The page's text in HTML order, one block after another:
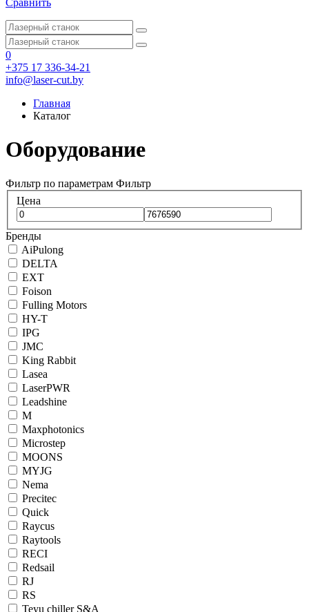
Сравнить
0
+375 17 336-34-21
info@laser-cut.by
Главная
Каталог
Оборудование
Фильтр по параметрам Фильтр
Цена
Бренды
AiPulong
DELTA
EXT
Foison
Fulling Motors
HY-T
IPG
JMC
King Rabbit
Lasea
LaserPWR
Leadshine
M
Maxphotonics
Microstep
MOONS
MYJG
Nema
Precitec
Quick
Raycus
Raytools
RECI
Redsail
RJ
RS
Teyu chiller S&A